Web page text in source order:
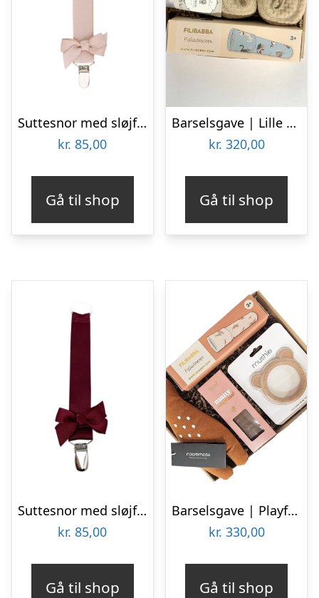
Suttesnor med sløjfe, Vanilje – By Stær
kr. 85,00
Gå til shop
Barselsgave | Lille gave til den lille
kr. 320,00
Gå til shop
Suttesnor med sløjfe, bordeaux – By Stær
kr. 85,00
Gå til shop
Barselsgave | Playfull Learning
kr. 330,00
Gå til shop